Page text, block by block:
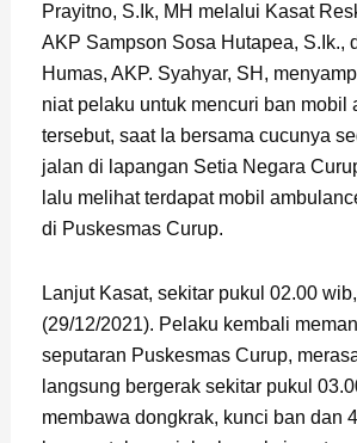
Prayitno, S.Ik, MH melalui Kasat
AKP Sampson Sosa Hutapea, S.Ik.,
Humas, AKP. Syahyar, SH,
niat pelaku untuk mencuri ban mobil
tersebut, saat Ia bersama cucunya
jalan di lapangan Setia Negara
lalu melihat terdapat mobil
di Puskesmas Curup.
Lanjut Kasat, sekitar pukul 02.00
(29/12/2021). Pelaku kembali
seputaran Puskesmas Curup,
langsung bergerak sekitar pukul
membawa dongkrak, kunci ban dan